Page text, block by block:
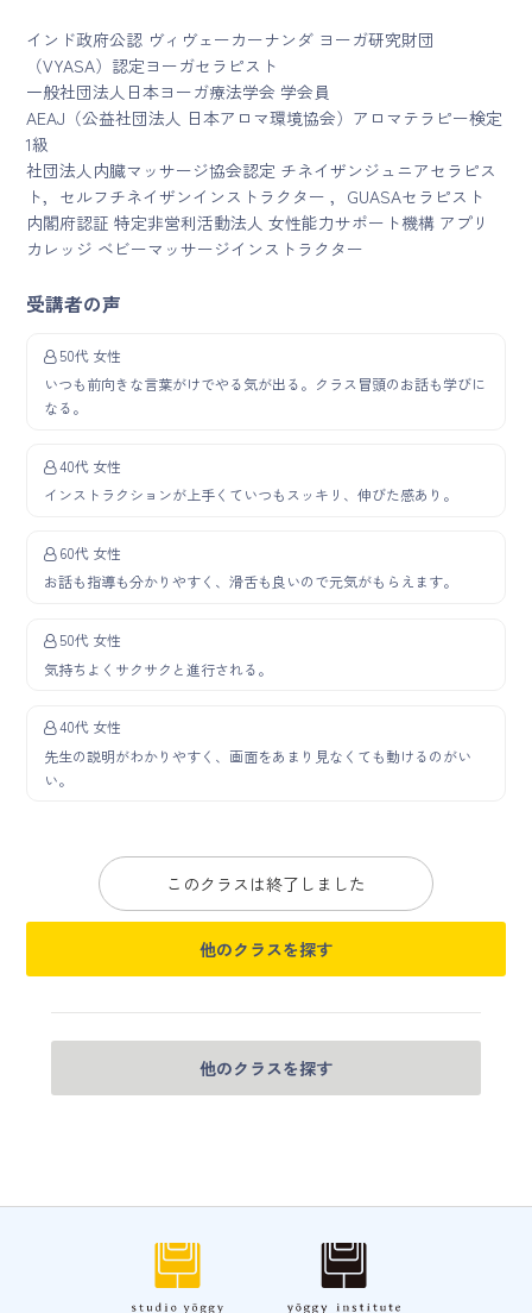
インド政府公認 ヴィヴェーカーナンダ ヨーガ研究財団
（VYASA）認定ヨーガセラピスト
一般社団法人日本ヨーガ療法学会 学会員
AEAJ（公益社団法人 日本アロマ環境協会）アロマテラピー検定
1級
社団法人内臓マッサージ協会認定 チネイザンジュニアセラピス
ト，セルフチネイザンインストラクター ，GUASAセラピスト
内閣府認証 特定非営利活動法人 女性能力サポート機構 アプリ
カレッジ ベビーマッサージインストラクター
受講者の声
50代 女性
いつも前向きな言葉がけでやる気が出る。クラス冒頭のお話も学びに
なる。
40代 女性
インストラクションが上手くていつもスッキリ、伸びた感あり。
60代 女性
お話も指導も分かりやすく、滑舌も良いので元気がもらえます。
50代 女性
気持ちよくサクサクと進行される。
40代 女性
先生の説明がわかりやすく、画面をあまり見なくても動けるのがい
い。
このクラスは終了しました
他のクラスを探す
他のクラスを探す